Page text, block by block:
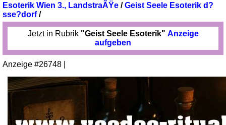
Esoterik Wien 3., LandstraÃŸe /Geist Seele Esoterik d?
sse?dorf/
Jetzt in Rubrik "Geist Seele Esoterik" Anzeige
aufgeben
Anzeige #26748 |